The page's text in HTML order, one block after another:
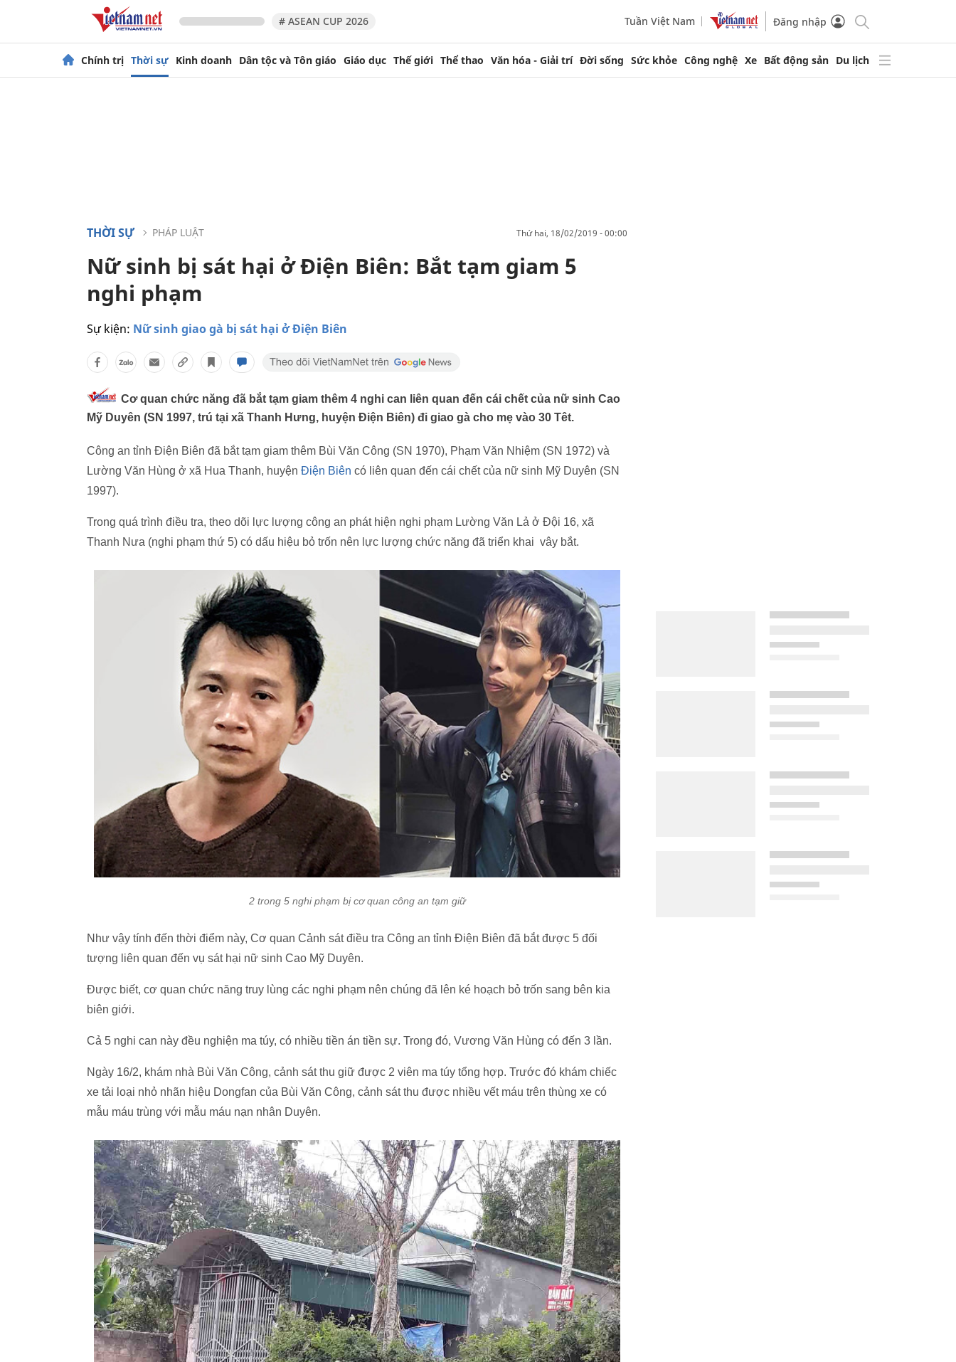
# ASEAN CUP 2026 Tuần Việt Nam Đăng nhập
Chính trị Thời sự Kinh doanh Dân tộc và Tôn giáo Giáo dục Thế giới Thể thao Văn hóa - Giải trí Đời sống Sức khỏe Công nghệ Xe Bất động sản Du lịch
THỜI SỰ PHÁP LUẬT thứ hai, 18/02/2019 - 00:00
Nữ sinh bị sát hại ở Điện Biên: Bắt tạm giam 5
nghi phạm
Sự kiện: Nữ sinh giao gà bị sát hại ở Điện Biên
Cơ quan chức năng đã bắt tạm giam thêm 4 nghi can liên quan đến cái chết của nữ sinh Cao
Mỹ Duyên (SN 1997, trú tại xã Thanh Hưng, huyện Điện Biên) đi giao gà cho mẹ vào 30 Têt.
Công an tỉnh Điện Biên đã bắt tạm giam thêm Bùi Văn Công (SN 1970), Phạm Văn Nhiệm (SN 1972) và
Lường Văn Hùng ở xã Hua Thanh, huyện Điện Biên có liên quan đến cái chết của nữ sinh Mỹ Duyên (SN
1997).
Trong quá trình điều tra, theo dõi lực lượng công an phát hiện nghi phạm Lường Văn Lả ở Đội 16, xã
Thanh Nưa (nghi phạm thứ 5) có dấu hiệu bỏ trốn nên lực lượng chức năng đã triển khai vây bắt.
2 trong 5 nghi phạm bị cơ quan công an tạm giữ
Như vậy tính đến thời điểm này, Cơ quan Cảnh sát điều tra Công an tỉnh Điện Biên đã bắt được 5 đối
tượng liên quan đến vụ sát hại nữ sinh Cao Mỹ Duyên.
Được biết, cơ quan chức năng truy lùng các nghi phạm nên chúng đã lên ké hoạch bỏ trốn sang bên kia
biên giới.
Cả 5 nghi can này đều nghiện ma túy, có nhiều tiền án tiền sự. Trong đó, Vương Văn Hùng có đến 3 lần.
Ngày 16/2, khám nhà Bùi Văn Công, cảnh sát thu giữ được 2 viên ma túy tổng hợp. Trước đó khám chiếc
xe tải loại nhỏ nhãn hiệu Dongfan của Bùi Văn Công, cảnh sát thu được nhiều vết máu trên thùng xe có
mẫu máu trùng với mẫu máu nạn nhân Duyên.